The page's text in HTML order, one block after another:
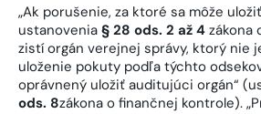
„Ak porušenie, za ktoré sa môže
ustanovenia § 28 ods. 2 až 4 zákona
zistí orgán verejnej správy, ktorý nie
uloženie pokuty podľa týchto
oprávnený uložiť auditujúci orgán“
ods. 8zákona o finančnej kontrole).